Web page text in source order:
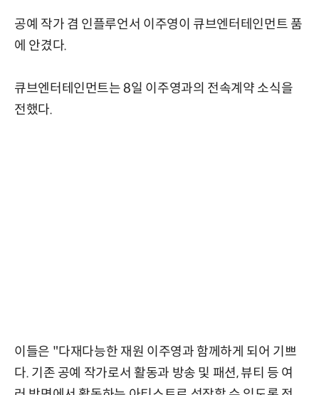
공예 작가 겸 인플루언서 이주영이 큐브엔터테인먼트 품
에 안겼다.
큐브엔터테인먼트는 8일 이주영과의 전속계약 소식을
전했다.
이들은 "다재다능한 재원 이주영과 함께하게 되어 기쁘
다. 기존 공예 작가로서 활동과 방송 및 패션, 뷰티 등 여